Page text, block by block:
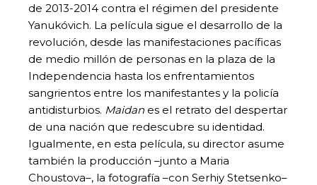
de 2013-2014 contra el régimen del presidente
Yanukóvich. La película sigue el desarrollo de la
revolución, desde las manifestaciones pacíficas
de medio millón de personas en la plaza de la
Independencia hasta los enfrentamientos
sangrientos entre los manifestantes y la policía
antidisturbios. Maidan es el retrato del despertar
de una nación que redescubre su identidad.
Igualmente, en esta película, su director asume
también la producción –junto a Maria
Choustova–, la fotografía –con Serhiy Stetsenko–